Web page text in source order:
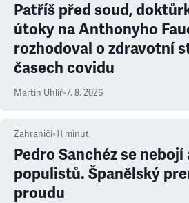
Patříš před soud,
útoky na Anthonyho
rozhodoval o zdravotní
časech covidu
Martin Uhlíř•7. 8. 2026
Zahraničí•11 minut
Pedro Sanchéz se nebojí
populistů. Španělský
proudu